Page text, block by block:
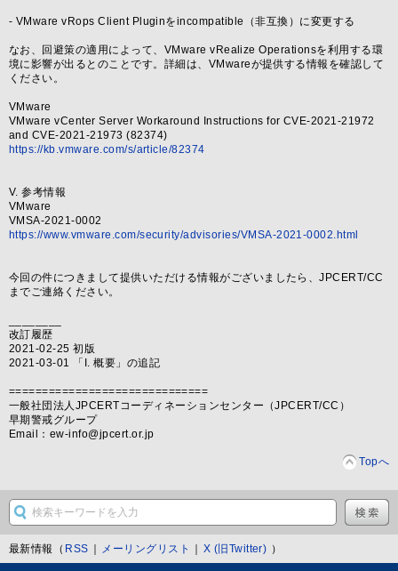
- VMware vRops Client Pluginをincompatible（非互換）に変更する
なお、回避策の適用によって、VMware vRealize Operationsを利用する環
境に影響が出るとのことです。詳細は、VMwareが提供する情報を確認して
ください。
VMware
VMware vCenter Server Workaround Instructions for CVE-2021-21972
and CVE-2021-21973 (82374)
https://kb.vmware.com/s/article/82374
V. 参考情報
VMware
VMSA-2021-0002
https://www.vmware.com/security/advisories/VMSA-2021-0002.html
今回の件につきまして提供いただける情報がございましたら、JPCERT/CC
までご連絡ください。
改訂履歴
2021-02-25 初版
2021-03-01 「I. 概要」の追記
==============================
一般社団法人JPCERTコーディネーションセンター（JPCERT/CC）
早期警戒グループ
Email：ew-info@jpcert.or.jp
Topへ
最新情報（ RSS メーリングリスト X (旧Twitter) ）